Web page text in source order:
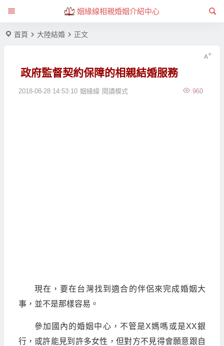
姻緣線相親婚姻介紹中心
首頁 大陸結婚 正文
政府監督契約保障的相親結婚服務
2018-08-28 14:53:10 姻緣線 960
閱讀模式
現在，要在台灣找到適合的伴侶來完成婚姻大
事，並不是那樣容易。
參加國內的婚姻中心，不管是X媽嗎或是XX銀
行，或許能見到許多女性，但對方不見得會願意跟自